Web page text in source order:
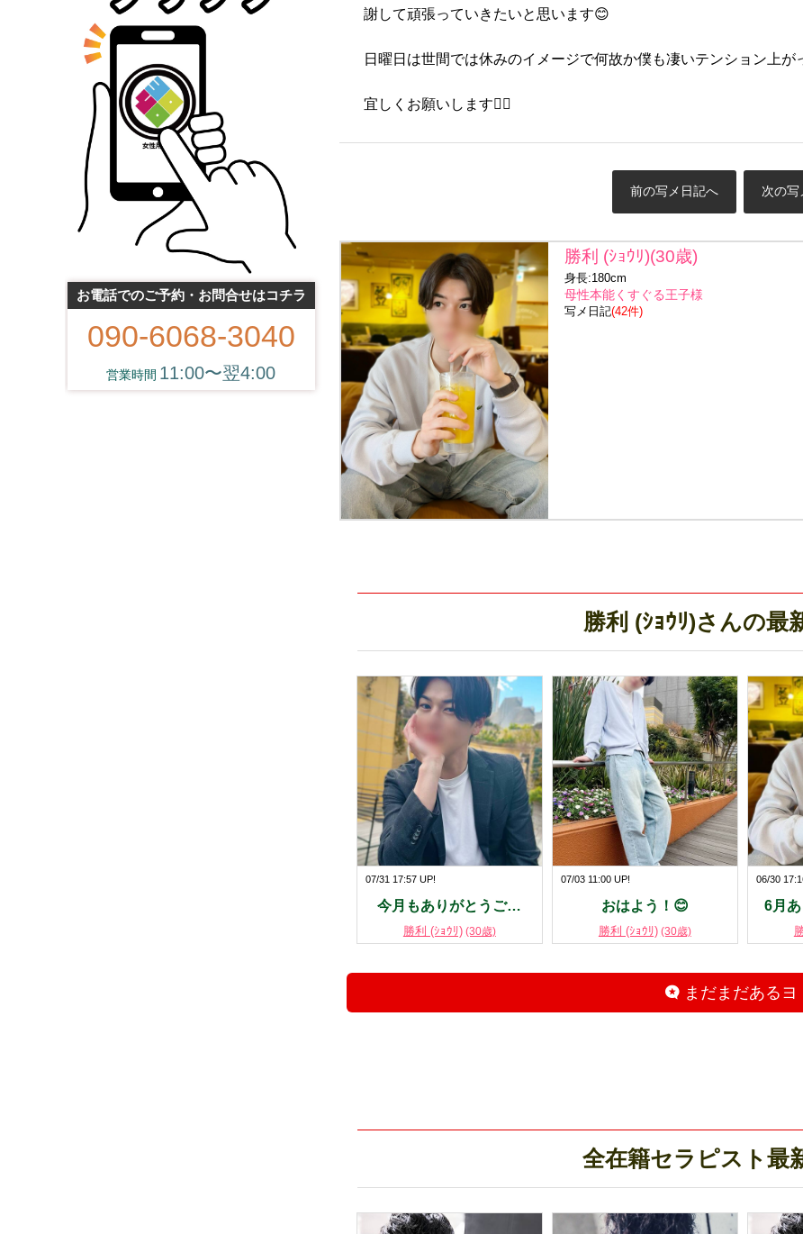
お電話でのご予約・お問合せはコチラ
090-6068-3040
11:00〜翌4:00
謝して頑張っていきたいと思います😊
日曜日は世間では休みのイメージで何故か僕も凄いテンション上が
宜しくお願いします🙇‍♂️
前の写メ日記へ 次の写
勝利 (ｼｮｳﾘ)(30歳)
身長:180cm
母性本能くすぐる王子様
写メ日記(42件)
勝利 (ｼｮｳﾘ)さんの最
07/31 17:57 UP!
今月もありがとうご…
勝利 (ｼｮｳﾘ) (30歳)
07/03 11:00 UP!
おはよう！😊
勝利 (ｼｮｳﾘ) (30歳)
06/30
6月
まだまだあるヨ
全在籍セラピスト最